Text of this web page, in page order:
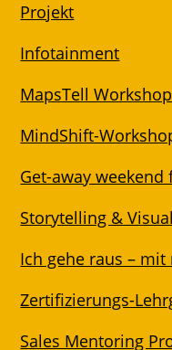
Projekt
Infotainment
MapsTell
MindShift-
Get-away
Storytelling &
Ich gehe raus –
Zertifizierungs-
Sales Mentoring